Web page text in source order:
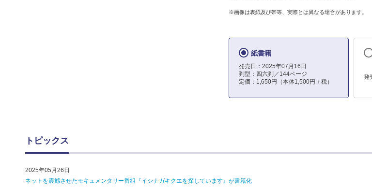
※画像は表紙及び帯等、実際とは異なる場合があります。
紙書籍
発売日：2025年07月16日
判型：四六判／144ページ
定価：1,650円（本体1,500円＋税）
発
トピックス
2025年05月26日
ネットを震撼させたモキュメンタリー番組『イシナガキクエを探しています』が書籍化